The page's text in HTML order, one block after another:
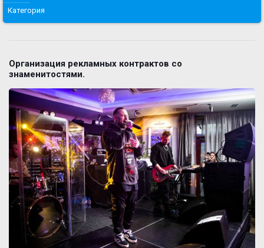
Категория
Организация рекламных контрактов со
знаменитостями.